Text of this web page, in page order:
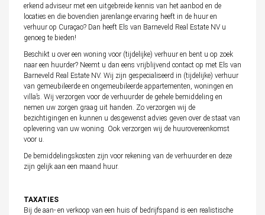
erkend adviseur met een uitgebreide kennis van het aanbod en de
locaties en die bovendien jarenlange ervaring heeft in de huur en
verhuur op Curaçao? Dan heeft Els van Barneveld Real Estate NV u
genoeg te bieden!
Beschikt u over een woning voor (tijdelijke) verhuur en bent u op zoek
naar een huurder? Neemt u dan eens vrijblijvend contact op met Els van
Barneveld Real Estate NV. Wij zijn gespecialiseerd in (tijdelijke) verhuur
van gemeubileerde en ongemeubileerde appartementen, woningen en
villa’s. Wij verzorgen voor de verhuurder de gehele bemiddeling en
nemen uw zorgen graag uit handen. Zo verzorgen wij de
bezichtigingen en kunnen u desgewenst advies geven over de staat van
oplevering van uw woning. Ook verzorgen wij de huurovereenkomst
voor u.
De bemiddelingskosten zijn voor rekening van de verhuurder en deze
zijn gelijk aan een maand huur.
TAXATIES
Bij de aan- en verkoop van een huis of bedrijfspand is een realistische